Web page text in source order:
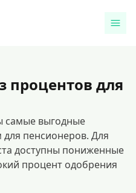
процентов для
самые выгодные
пенсионеров. Для
доступны пониженные
процент одобрения